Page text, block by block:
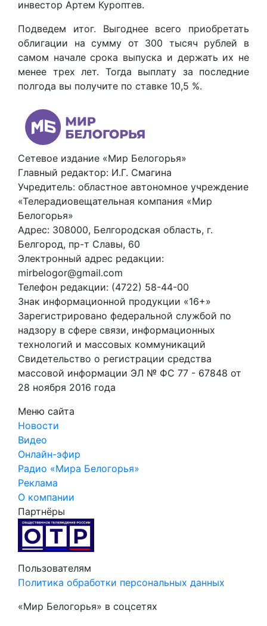
инвестор Артем Куроптев.
Подведем итог. Выгоднее всего приобретать
облигации на сумму от 300 тысяч рублей в
самом начале срока выпуска и держать их не
менее трех лет. Тогда выплату за последние
полгода вы получите по ставке 10,5 %.
Сетевое издание «Мир Белогорья»
Главный редактор: И.Г. Смагина
Учредитель: областное автономное учреждение
«Телерадиовещательная компания «Мир
Белогорья»
Адрес: 308000, Белгородская область, г.
Белгород, пр-т Славы, 60
Электронный адрес редакции:
mirbelogor@gmail.com
Телефон редакции: (4722) 58-44-00
Знак информационной продукции «16+»
Зарегистрировано федеральной службой по
надзору в сфере связи, информационных
технологий и массовых коммуникаций
Свидетельство о регистрации средства
массовой информации ЭЛ № ФС 77 - 67848 от
28 ноября 2016 года
Меню сайта
Новости
Видео
Онлайн-эфир
Радио «Мира Белогорья»
Реклама
О компании
Партнёры
Пользователям
Политика обработки персональных данных
«Мир Белогорья» в соцсетях